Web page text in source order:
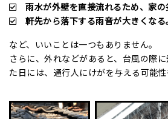
雨水が外壁を直接流れるため、家の
軒先から落下する雨音が大きくなる
など、いいことは一つもありません。
さらに、外れなどがあると、台風の際
た日には、通行人にけがを与える可能性